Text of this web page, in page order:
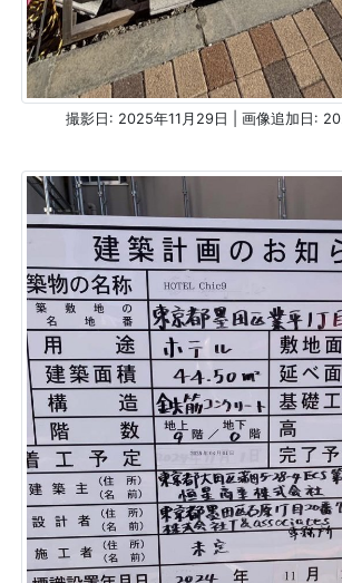
撮影日: 2025年11月29日 | 画像追加日: